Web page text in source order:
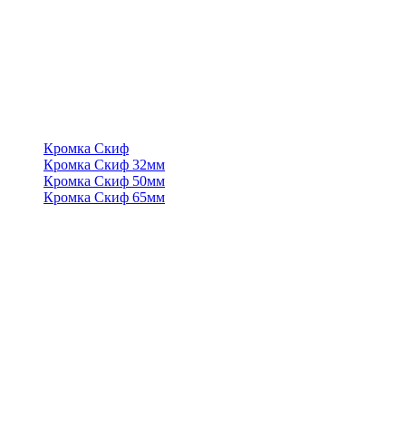
Кромка Скиф
Кромка Скиф 32мм
Кромка Скиф 50мм
Кромка Скиф 65мм